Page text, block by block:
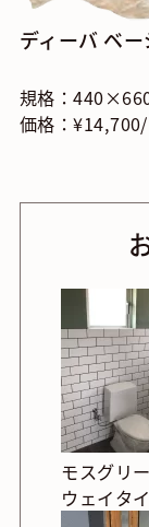
ディーバ ベー
規格：
価格：
モスグリ
ウェイタ